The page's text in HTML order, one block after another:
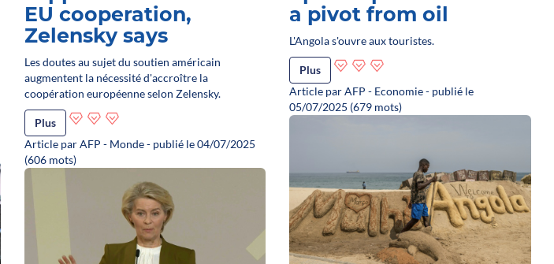
EU cooperation,
Zelensky says
Les doutes au sujet du soutien américain
augmentent la nécessité d'accroître la
coopération européenne selon Zelensky.
Plus
Article par AFP - Monde - publié le 04/07/2025
(606 mots)
a pivot from oil
L'Angola s'ouvre aux touristes.
Plus
Article par AFP - Economie - publié le
05/07/2025 (679 mots)